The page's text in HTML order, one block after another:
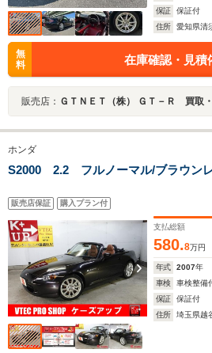
保証
保証付
住所
愛知県清
無
料
在庫確認・見積
販売店： ＧＴＮＥＴ（株） ＧＴ－Ｒ 買取・スポーツ
ホンダ
S2000 2.2 フルノーマル/ブラウン
販売店保証 購入プラン付
支払総額
580.8万円
年式 2007年
車検
車検整備
保証
保証付
住所
埼玉県越